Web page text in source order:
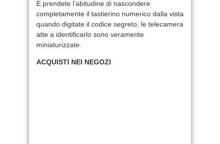
E prendete l’abitudine di nascondere
completamente il tastierino numerico dalla vista
quando digitate il codice segreto, le telecamera
atte a identificarlo sono veramente
miniaturizzate.
ACQUISTI NEI NEGOZI